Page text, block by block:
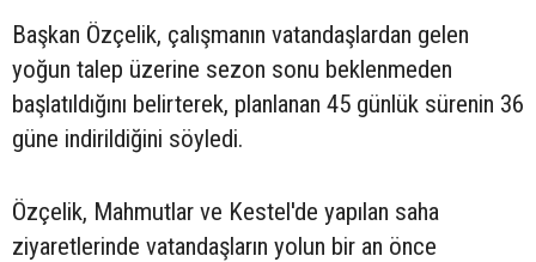
Başkan Özçelik, çalışmanın vatandaşlardan gelen
yoğun talep üzerine sezon sonu beklenmeden
başlatıldığını belirterek, planlanan 45 günlük sürenin 36
güne indirildiğini söyledi.
Özçelik, Mahmutlar ve Kestel'de yapılan saha
ziyaretlerinde vatandaşların yolun bir an önce